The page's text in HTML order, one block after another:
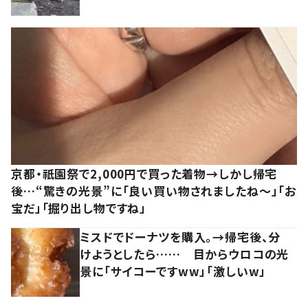
京都・祇園祭で2,000円で買った着物→しかし帰宅
後…“驚きの光景”に「良い買い物されましたね～」「お
宝だ」「掘り出し物ですね」
ミスドでドーナツを購入。→帰宅後、分
けようとしたら…… 目からウロコの光
景に「サイコーですww」「激しいw」